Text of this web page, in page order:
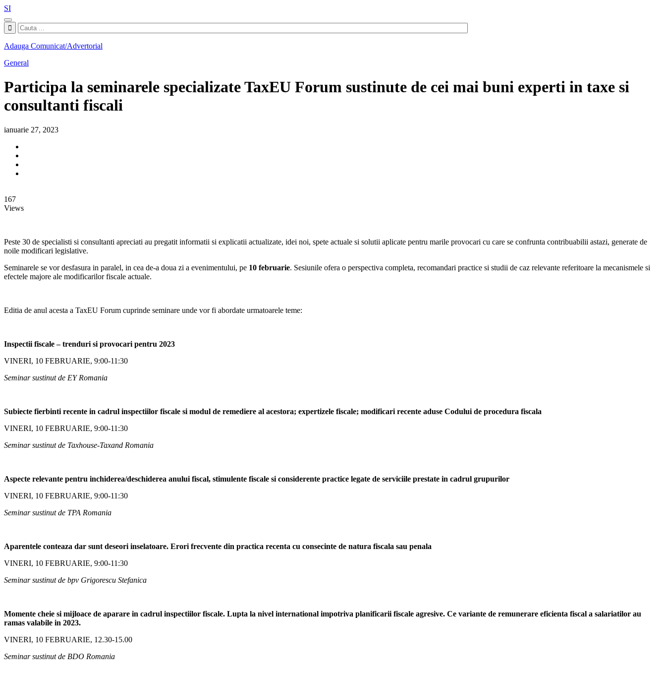
SI
Adauga Comunicat/Advertorial
General
Participa la seminarele specializate TaxEU Forum sustinute de cei mai buni experti in taxe si
consultanti fiscali
ianuarie 27, 2023
167
Views
Peste 30 de specialisti si consultanti apreciati au pregatit informatii si explicatii actualizate, idei noi, spete actuale si solutii aplicate pentru marile provocari cu care se confrunta contribuabilii astazi, generate de
noile modificari legislative.
Seminarele se vor desfasura in paralel, in cea de-a doua zi a evenimentului, pe 10 februarie. Sesiunile ofera o perspectiva completa, recomandari practice si studii de caz relevante referitoare la mecanismele si
efectele majore ale modificarilor fiscale actuale.
Editia de anul acesta a TaxEU Forum cuprinde seminare unde vor fi abordate urmatoarele teme:
Inspectii fiscale – trenduri si provocari pentru 2023
VINERI, 10 FEBRUARIE, 9:00-11:30
Seminar sustinut de EY Romania
Subiecte fierbinti recente in cadrul inspectiilor fiscale si modul de remediere al acestora; expertizele fiscale; modificari recente aduse Codului de procedura fiscala
VINERI, 10 FEBRUARIE, 9:00-11:30
Seminar sustinut de Taxhouse-Taxand Romania
Aspecte relevante pentru inchiderea/deschiderea anului fiscal, stimulente fiscale si considerente practice legate de serviciile prestate in cadrul grupurilor
VINERI, 10 FEBRUARIE, 9:00-11:30
Seminar sustinut de TPA Romania
Aparentele conteaza dar sunt deseori inselatoare. Erori frecvente din practica recenta cu consecinte de natura fiscala sau penala
VINERI, 10 FEBRUARIE, 9:00-11:30
Seminar sustinut de bpv Grigorescu Stefanica
Momente cheie si mijloace de aparare in cadrul inspectiilor fiscale. Lupta la nivel international impotriva planificarii fiscale agresive. Ce variante de remunerare eficienta fiscal a salariatilor au
ramas valabile in 2023.
VINERI, 10 FEBRUARIE, 12.30-15.00
Seminar sustinut de BDO Romania